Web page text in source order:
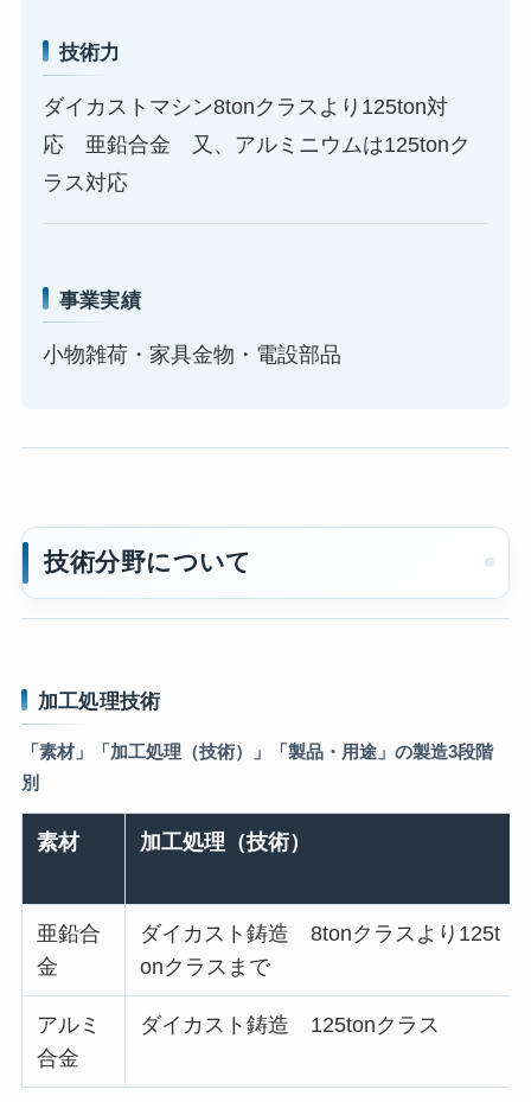
技術力
ダイカストマシン8tonクラスより125ton対
応 亜鉛合金 又、アルミニウムは125tonク
ラス対応
事業実績
小物雑荷・家具金物・電設部品
技術分野について
加工処理技術
「素材」「加工処理（技術）」「製品・用途」の製造3段階
別
素材 加工処理（技術）
亜鉛合
金
ダイカスト鋳造 8tonクラスより125t
onクラスまで
アルミ
合金
ダイカスト鋳造 125tonクラス